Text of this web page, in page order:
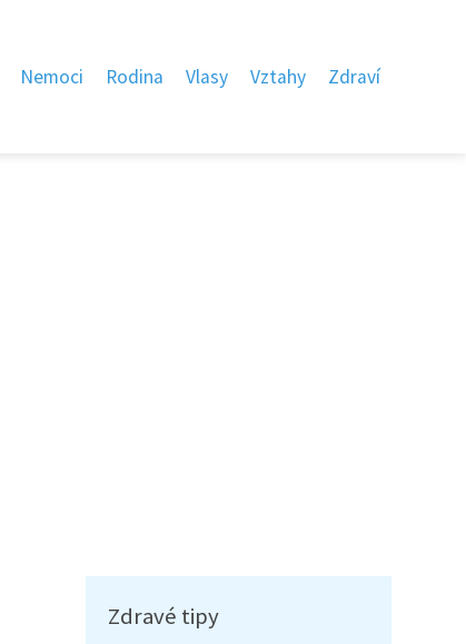
Nemoci Rodina Vlasy Vztahy Zdraví
Zdravé tipy